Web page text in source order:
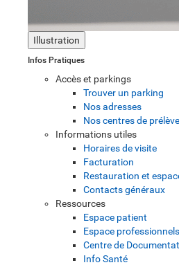
Illustration
Infos Pratiques
Accès et parkings
Trouver un parking
Nos adresses
Nos centres de
Informations utiles
Horaires de visite
Facturation
Restauration et
Contacts généraux
Ressources
Espace patient
Espace
Centre de
Info Santé